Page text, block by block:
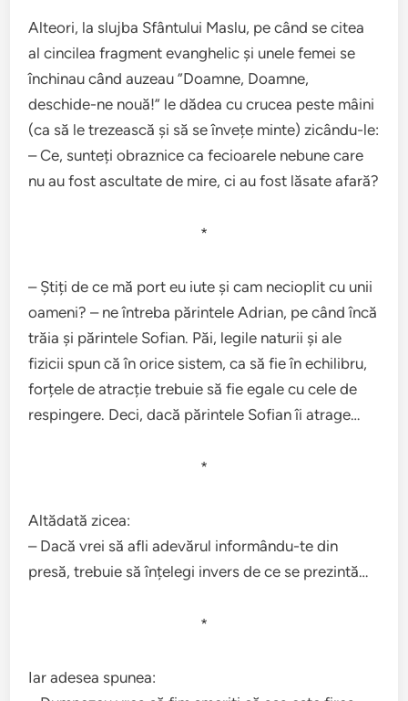
Alteori, la slujba Sfântului Maslu, pe când se citea
al cincilea fragment evanghelic și unele femei se
închinau când auzeau ”Doamne, Doamne,
deschide-ne nouă!” le dădea cu crucea peste mâini
(ca să le trezească și să se învețe minte) zicându-le:
– Ce, sunteți obraznice ca fecioarele nebune care
nu au fost ascultate de mire, ci au fost lăsate afară?
*
– Știți de ce mă port eu iute și cam necioplit cu unii
oameni? – ne întreba părintele Adrian, pe când încă
trăia și părintele Sofian. Păi, legile naturii și ale
fizicii spun că în orice sistem, ca să fie în echilibru,
forțele de atracție trebuie să fie egale cu cele de
respingere. Deci, dacă părintele Sofian îi atrage…
*
Altădată zicea:
– Dacă vrei să afli adevărul informându-te din
presă, trebuie să înțelegi invers de ce se prezintă…
*
Iar adesea spunea: